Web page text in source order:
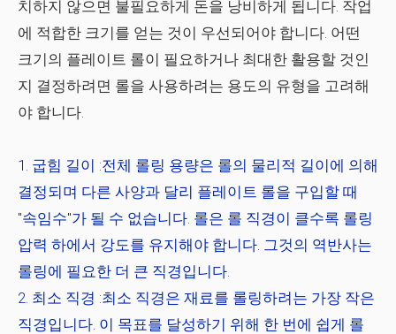
치하지 않으면 불필요하게 돈을 낭비하게 됩니다. 작업
에 적합한 크기를 얻는 것이 우선되어야 합니다. 어떤
크기의 플레이트 롤이 필요하거나 최대한 활용할 것인
지 결정하려면 롤을 사용하려는 용도의 유형을 고려해
야 합니다.
굽힘 길이 :전체 롤링 용량은 롤의 물리적 길이에 의해
결정되며 다른 사양과 달리 플레이트 롤을 구입할 때
"속임수"가 될 수 없습니다. 롤은 롤 직경이 클수록 롤링
압력 하에서 강도를 유지해야 합니다. 그것의 역반사는
롤링에 필요한 더 큰 직경입니다.
최소 직경 :최소 직경은 재료를 롤링하려는 가장 작은
직경입니다. 이 목표를 달성하기 위해 한 번에 쉽게 롤